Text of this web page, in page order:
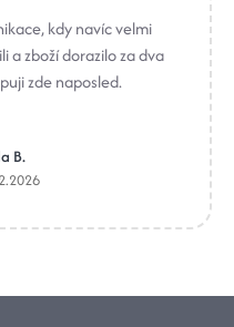
kdy navíc velmi
a zboží dorazilo za dva
zde naposled.
B.